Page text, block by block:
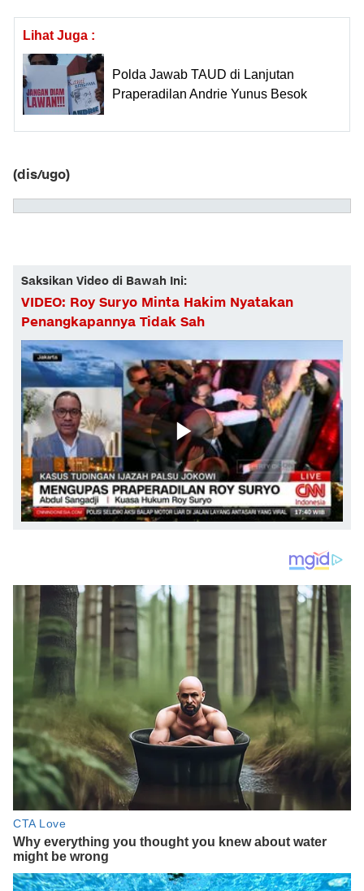
Lihat Juga :
Polda Jawab TAUD di Lanjutan
Praperadilan Andrie Yunus Besok
(dis/ugo)
Saksikan Video di Bawah Ini:
VIDEO: Roy Suryo Minta Hakim Nyatakan
Penangkapannya Tidak Sah